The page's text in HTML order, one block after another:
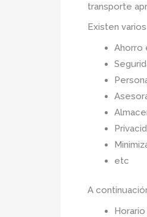
transporte
Existen
Ahorro
etc
A